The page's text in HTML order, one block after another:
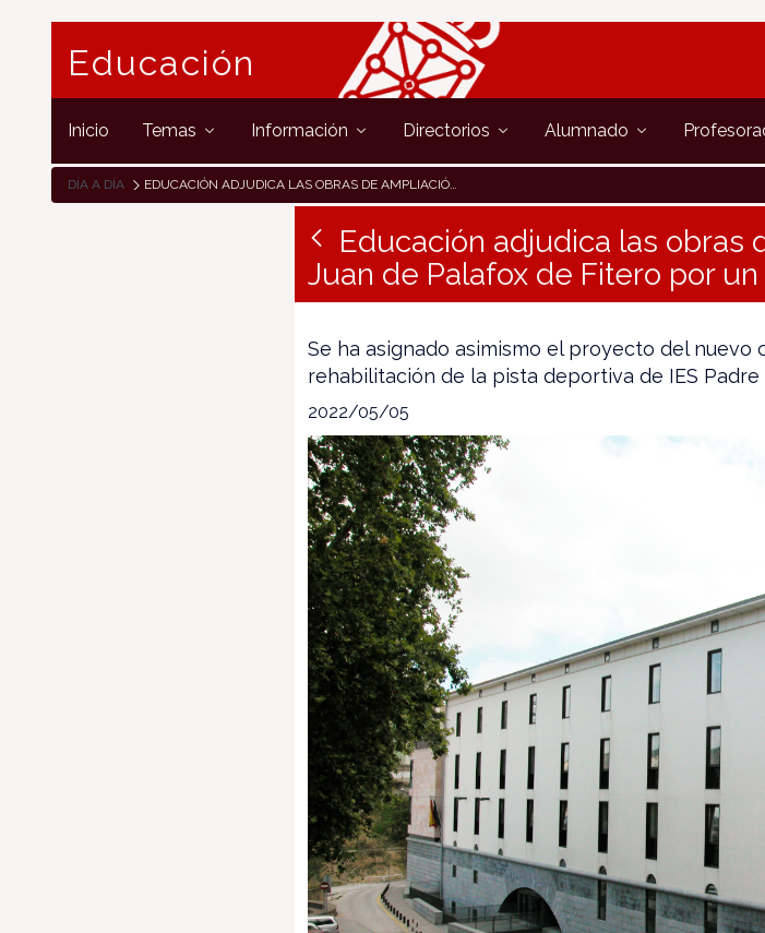
Educación
Inicio Temas Información Directorios Alumnado
DÍA A DÍA EDUCACIÓN ADJUDICA LAS OBRAS DE AMPLIACIÓN DEL COLEGIO JUAN DE PALAFOX DE FITERO POR UN IMPORTE DE 804.281 EUROS
Educación adjudica las obras
Juan de Palafox de Fitero por
Se ha asignado asimismo el proyecto del nuevo
rehabilitación de la pista deportiva de IES
2022/05/05